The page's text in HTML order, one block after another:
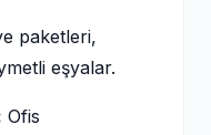
paketleri,
eşyalar.
Ofis